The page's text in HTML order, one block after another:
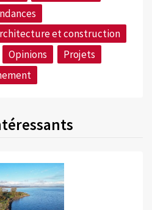
et construction
Opinions
Projets